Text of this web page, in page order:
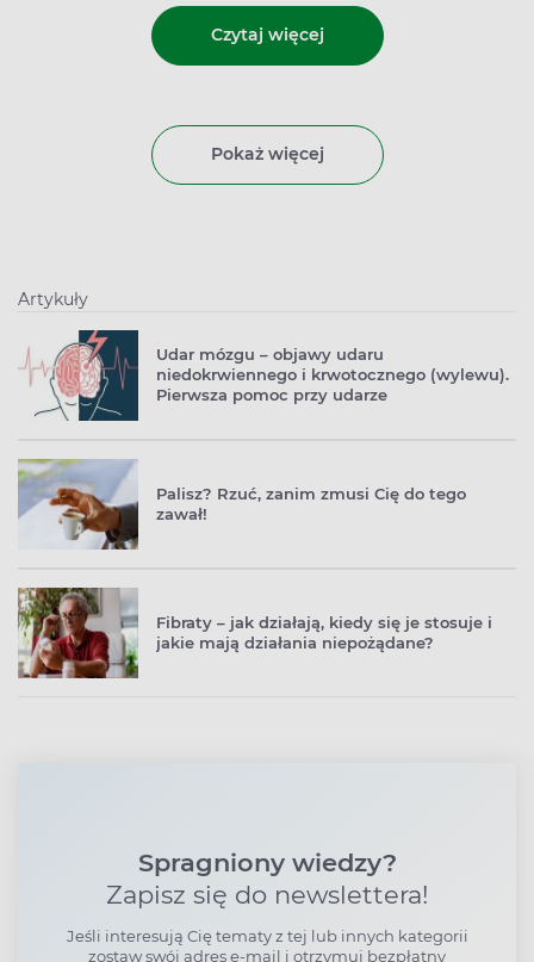
Czytaj więcej
Pokaż więcej
Artykuły
Udar mózgu – objawy udaru
niedokrwiennego i krwotocznego (wylewu).
Pierwsza pomoc przy udarze
Palisz? Rzuć, zanim zmusi Cię do tego
zawał!
Fibraty – jak działają, kiedy się je stosuje i
jakie mają działania niepożądane?
Spragniony wiedzy?
Zapisz się do newslettera!
Jeśli interesują Cię tematy z tej lub innych kategorii
zostaw swój adres e-mail i otrzymuj bezpłatny